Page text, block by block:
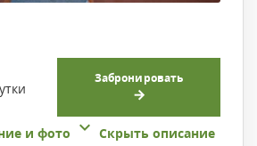
Забронировать
и фото
Скрыть описание